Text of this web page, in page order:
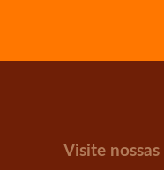
Visite nossas